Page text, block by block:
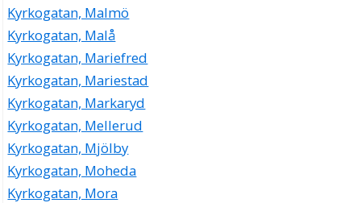
Kyrkogatan, Malmö
Kyrkogatan, Malå
Kyrkogatan, Mariefred
Kyrkogatan, Mariestad
Kyrkogatan, Markaryd
Kyrkogatan, Mellerud
Kyrkogatan, Mjölby
Kyrkogatan, Moheda
Kyrkogatan, Mora